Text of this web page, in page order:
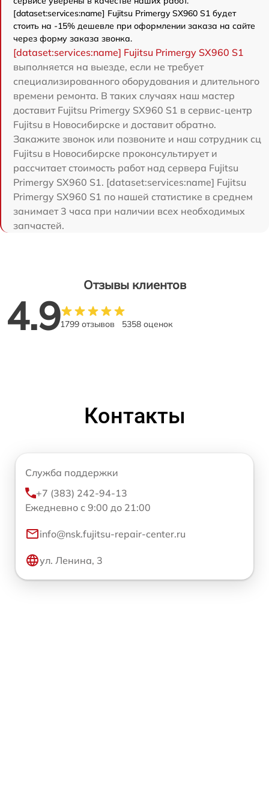
[dataset:services:name] Fujitsu Primergy SX960 S1 будет
стоить на -15% дешевле при оформлении заказа на сайте
через форму заказа звонка.
[dataset:services:name] Fujitsu Primergy SX960 S1
выполняется на выезде, если не требует
специализированного оборудования и длительного
времени ремонта. В таких случаях наш мастер
доставит Fujitsu Primergy SX960 S1 в сервис-центр
Fujitsu в Новосибирске и доставит обратно.
Закажите звонок или позвоните и наш сотрудник сц
Fujitsu в Новосибирске проконсультирует и
рассчитает стоимость работ над сервера Fujitsu
Primergy SX960 S1. [dataset:services:name] Fujitsu
Primergy SX960 S1 по нашей статистике в среднем
занимает 3 часа при наличии всех необходимых
запчастей.
Отзывы клиентов
4.91799 отзывов 5358 оценок
Контакты
Служба поддержки
+7 (383) 242-94-13
Ежедневно с 9:00 до 21:00
info@nsk.fujitsu-repair-center.ru
ул. Ленина, 3